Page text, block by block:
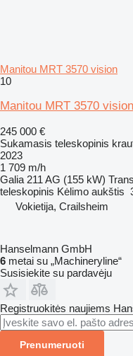
Manitou MRT 3570 vision
10
Manitou MRT 3570 vision
245 000 €
Sukamasis teleskopinis
2023
1 709 m/h
Galia 211 AG (155 kW)
teleskopinis Kėlimo aukštis
Vokietija, Crailsheim
Hanselmann GmbH
6 metai su „Machineryline“
Susisiekite su pardavėju
Registruokitės naujiems
Prenumeruoti